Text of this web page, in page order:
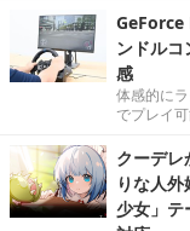
GeForce
ンドル
感
体感的に
でプレイ可
クーデ
りな人
少女」